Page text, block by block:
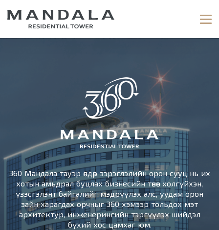
360 Мандала тауэр өндөр зэрэглэлийн орон сууц нь их
хотын амьдрал буцлах бизнесийн төвөөс холгүйхэн,
үзэсгэлэнт байгалийг мэдрүүлэх алс, уудам орон
зайн харагдах орчныг 360 хэмээр тольдох мэт
архитектур, инженерингийн тэргүүлэх шийдэл
бүхий хос цамхаг юм.